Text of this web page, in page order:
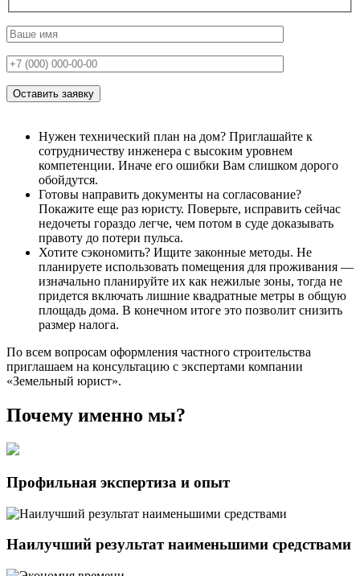
Нужен технический план на дом? Приглашайте к
сотрудничеству инженера с высоким уровнем
компетенции. Иначе его ошибки Вам слишком дорого
обойдутся.
Готовы направить документы на согласование?
Покажите еще раз юристу. Поверьте, исправить сейчас
недочеты гораздо легче, чем потом в суде доказывать
правоту до потери пульса.
Хотите сэкономить? Ищите законные методы. Не
планируете использовать помещения для проживания —
изначально планируйте их как нежилые зоны, тогда не
придется включать лишние квадратные метры в общую
площадь дома. В конечном итоге это позволит снизить
размер налога.
По всем вопросам оформления частного строительства
приглашаем на консультацию с экспертами компании
«Земельный юрист».
Почему именно мы?
Профильная экспертиза и опыт
Наилучший результат наименьшими средствами